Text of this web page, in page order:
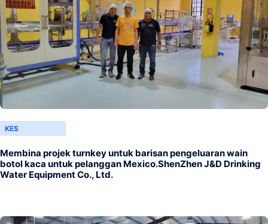
KES
Membina projek turnkey untuk barisan pengeluaran wain
botol kaca untuk pelanggan Mexico.ShenZhen J&D Drinking
Water Equipment Co., Ltd.